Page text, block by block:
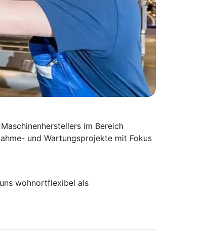
im Bereich
und Wartungs­projekte mit Fokus
wohnortflexibel als